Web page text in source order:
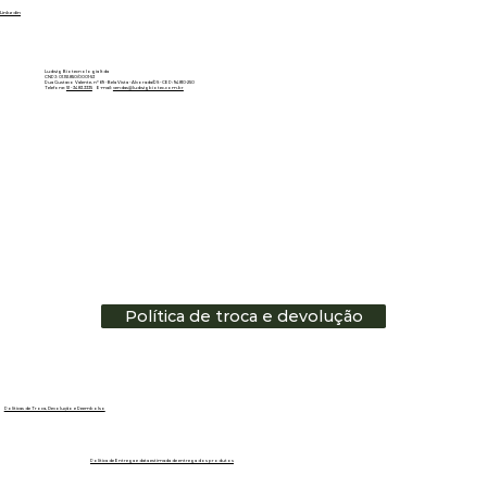
Política de Entrega e data estimada de entrega dos produtos
Políticas de Troca, Devolução e Reembolso
Ludwig Biotecnologia ltda
CNPJ: 01.151.850/0001-53
Rua Gustavo Valente, nº 69 - Bela Vista - Alvorada/RS - CEP: 94810-250
Telefone: 51 - 3483.3335E-mail: vendas@ludwigbiotec.com.br
Linkedin
Política de troca e devolução